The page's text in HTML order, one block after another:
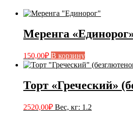
Меренга
150,00₽ В корзину
Торт «Греческий»
2520,00₽ Вес, кг: 1.2